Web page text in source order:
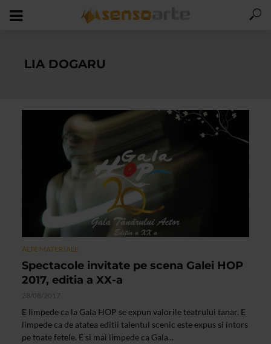
LIA DOGARU
ALTE MATERIALE
Spectacole invitate pe scena Galei HOP
2017, editia a XX-a
28/08/2017
E limpede ca la Gala HOP se expun valorile teatrului tanar. E
limpede ca de atatea editii talentul scenic este expus si intors
pe toate fetele. E si mai limpede ca Gala...